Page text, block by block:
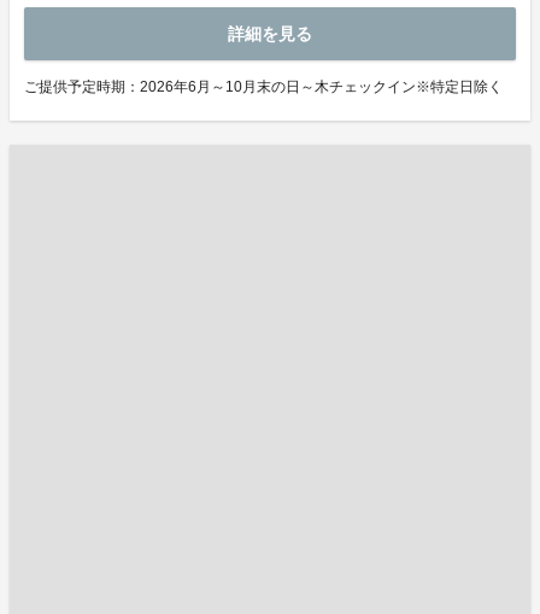
詳細を見る
ご提供予定時期：2026年6月～10月末の日～木チェックイン※特定日除く